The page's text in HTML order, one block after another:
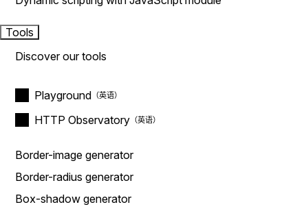
Tools
Discover our tools
Playground
HTTP Observatory
Border-image generator
Border-radius generator
Box-shadow generator